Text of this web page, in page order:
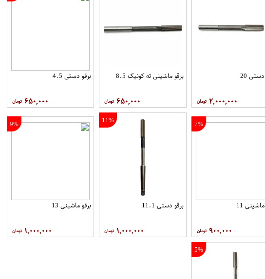
20
۲,۰۰۰,۰۰۰
برقو ماشینی ته کونیک 8.5
۶۵۰,۰۰۰
برقو دستی 4.5
۶۵۰,۰۰۰
7%
11
۹۰۰,۰۰۰
11%
برقو دستی 11.1
۱,۰۰۰,۰۰۰
9%
برقو ماشینی 13
۱,۰۰۰,۰۰۰
5%